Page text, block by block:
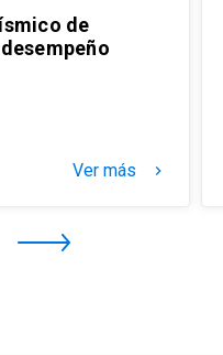
de
Ver más
keyboard_arrow_right